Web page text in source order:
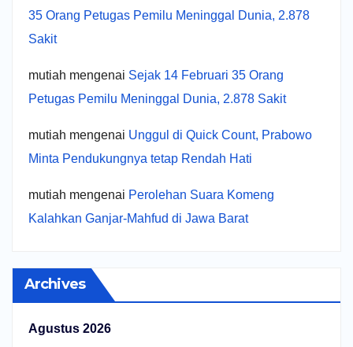
35 Orang Petugas Pemilu Meninggal Dunia, 2.878
Sakit
mutiah mengenai Sejak 14 Februari 35 Orang
Petugas Pemilu Meninggal Dunia, 2.878 Sakit
mutiah mengenai Unggul di Quick Count, Prabowo
Minta Pendukungnya tetap Rendah Hati
mutiah mengenai Perolehan Suara Komeng
Kalahkan Ganjar-Mahfud di Jawa Barat
Archives
Agustus 2026